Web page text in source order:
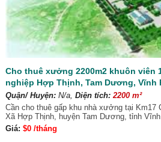
Cho thuê xưởng 2200m2 khuôn viên
nghiệp Hợp Thịnh, Tam Dương, Vĩnh
Quận/ Huyện:N/a, Diện tích:2200 m²
Cần cho thuê gấp khu nhà xưởng tại Km17
Xã Hợp Thịnh, huyện Tam Dương, tỉnh
Giá: $0 /tháng